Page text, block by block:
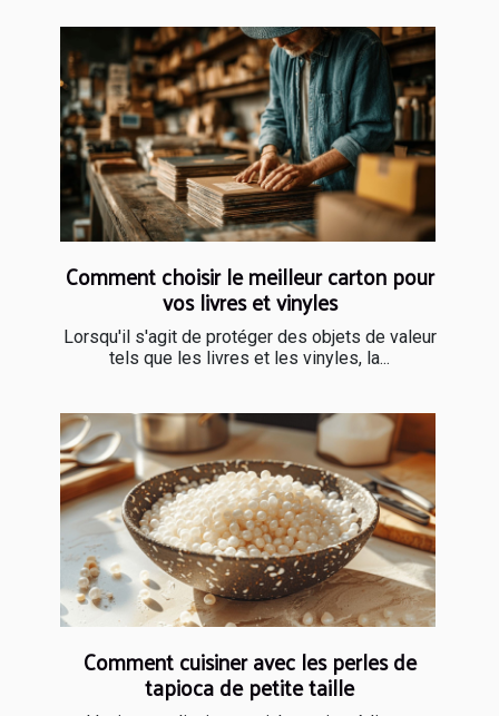
Comment choisir le meilleur carton pour
vos livres et vinyles
Lorsqu'il s'agit de protéger des objets de valeur
tels que les livres et les vinyles, la...
Comment cuisiner avec les perles de
tapioca de petite taille